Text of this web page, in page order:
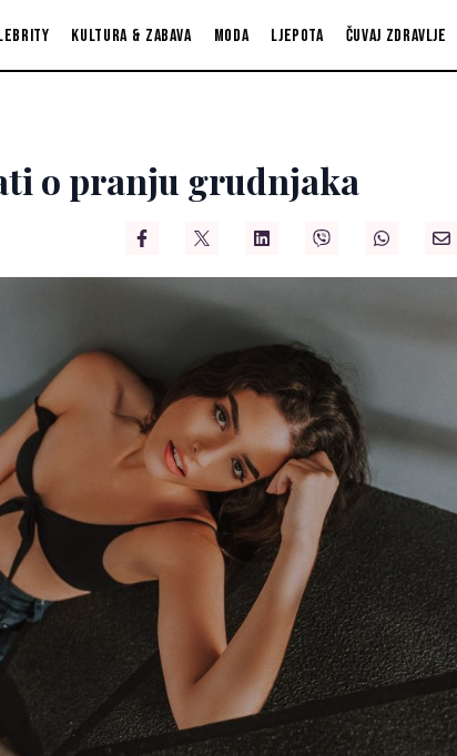
Kultura & zabava Moda Ljepota Čuvaj zdravlje
o pranju grudnjaka